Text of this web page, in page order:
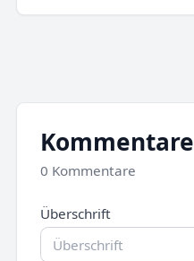
Kommentare
0 Kommentare
Überschrift